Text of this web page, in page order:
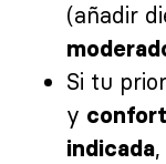
(añadir
Si tu
y confort
indicada